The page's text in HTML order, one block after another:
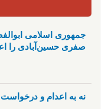
جمهوری اسلامی
صفری حسین‌آبادی را
نه به اعدام و درخواست